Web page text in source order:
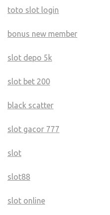
toto slot login
bonus new member
slot depo 5k
slot bet 200
black scatter
slot gacor 777
slot
slot88
slot online